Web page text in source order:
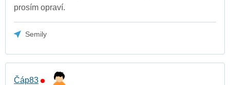
prosím opraví.
Semily
Čáp83